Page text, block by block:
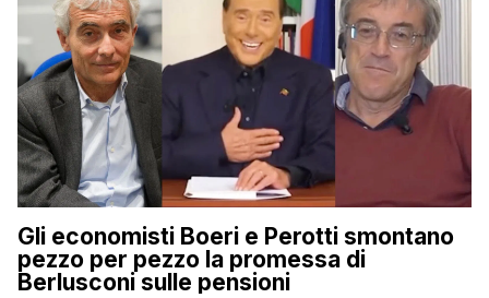
Gli economisti Boeri e Perotti smontano
pezzo per pezzo la promessa di
Berlusconi sulle pensioni